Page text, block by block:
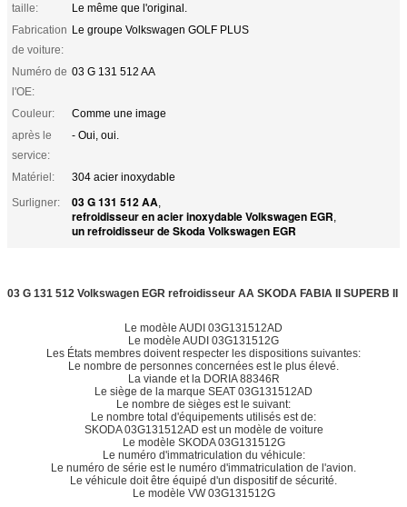
taille:
Le même que l'original.
Fabrication
de voiture:
Le groupe Volkswagen GOLF PLUS
Numéro de
l'OE:
03 G 131 512 AA
Couleur:
Comme une image
après le
service:
- Oui, oui.
Matériel:
304 acier inoxydable
Surligner:
03 G 131 512 AA,
refroidisseur en acier inoxydable Volkswagen EGR,
un refroidisseur de Skoda Volkswagen EGR
03 G 131 512 Volkswagen EGR refroidisseur AA SKODA FABIA II SUPERB II
Le modèle AUDI 03G131512AD
Le modèle AUDI 03G131512G
Les États membres doivent respecter les dispositions suivantes:
Le nombre de personnes concernées est le plus élevé.
La viande et la DORIA 88346R
Le siège de la marque SEAT 03G131512AD
Le nombre de sièges est le suivant:
Le nombre total d'équipements utilisés est de:
SKODA 03G131512AD est un modèle de voiture
Le modèle SKODA 03G131512G
Le numéro d'immatriculation du véhicule:
Le numéro de série est le numéro d'immatriculation de l'avion.
Le véhicule doit être équipé d'un dispositif de sécurité.
Le modèle VW 03G131512G